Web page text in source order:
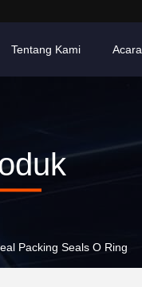
Tentang Kami Acara
Packing Seals O Ring